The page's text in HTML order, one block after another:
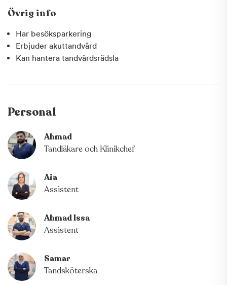
Övrig info
Har besöksparkering
Erbjuder akuttandvård
Kan hantera tandvårdsrädsla
Personal
Ahmad
Tandläkare och Klinikchef
Aia
Assistent
Ahmad Issa
Assistent
Samar
Tandsköterska